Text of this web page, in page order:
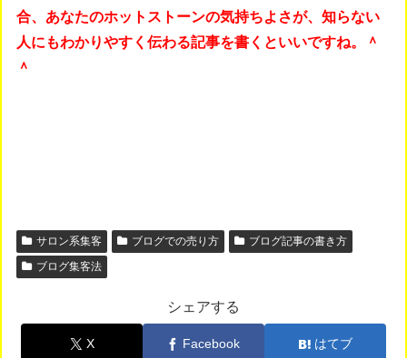
合、あなたのホットストーンの気持ちよさが、知らない
人にもわかりやすく伝わる記事を書くといいですね。＾
＾
サロン系集客 ブログでの売り方
ブログ記事の書き方
ブログ集客法
シェアする
X Facebook はてブ